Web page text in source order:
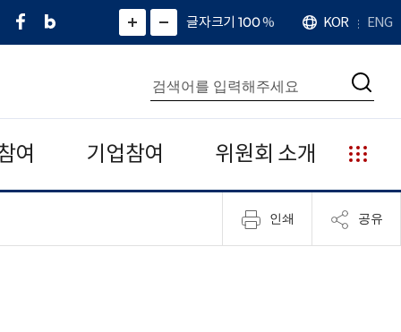
페
네
그
)
화
면
면
소
확
대
치
글자크기 100%
언
어
KOR ENG
통
합
검
색
검
여 기업참여 위원회 소개
누
리
집
안
인쇄 공유